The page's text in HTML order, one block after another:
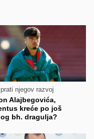
njegov razvoj
Alajbegovića,
kreće po još
bh. dragulja?